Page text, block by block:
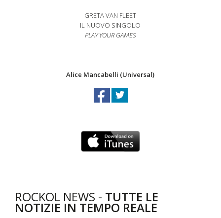
GRETA VAN FLEET
IL NUOVO SINGOLO
PLAY YOUR GAMES
Alice Mancabelli (Universal)
ROCKOL NEWS - TUTTE LE
NOTIZIE IN TEMPO REALE